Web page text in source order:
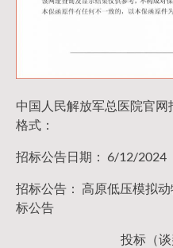
中国人民解放军总医院官
格式：
招标公告日期： 6/12/2024
招标公告： 高原低压模拟
标公告
投标（